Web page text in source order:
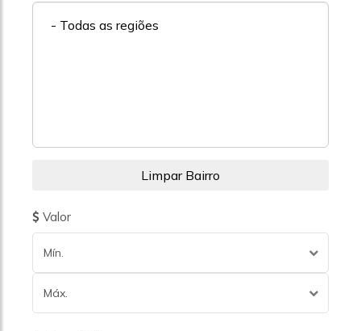
- Todas as regiões
Valor
Mín.
Máx.